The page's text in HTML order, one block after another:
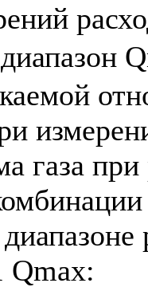
газа
Qmax: